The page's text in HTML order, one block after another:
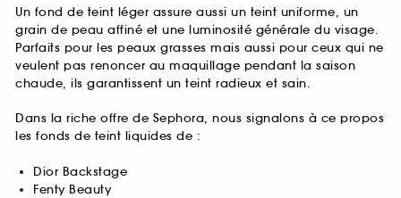
Un fond de teint léger assure aussi un teint uniforme, un
grain de peau affiné et une luminosité générale du visage.
Parfaits pour les peaux grasses mais aussi pour ceux qui ne
veulent pas renoncer au maquillage pendant la saison
chaude, ils garantissent un teint radieux et sain.
Dans la riche offre de Sephora, nous signalons à ce propos
les fonds de teint liquides de :
Dior Backstage
Fenty Beauty